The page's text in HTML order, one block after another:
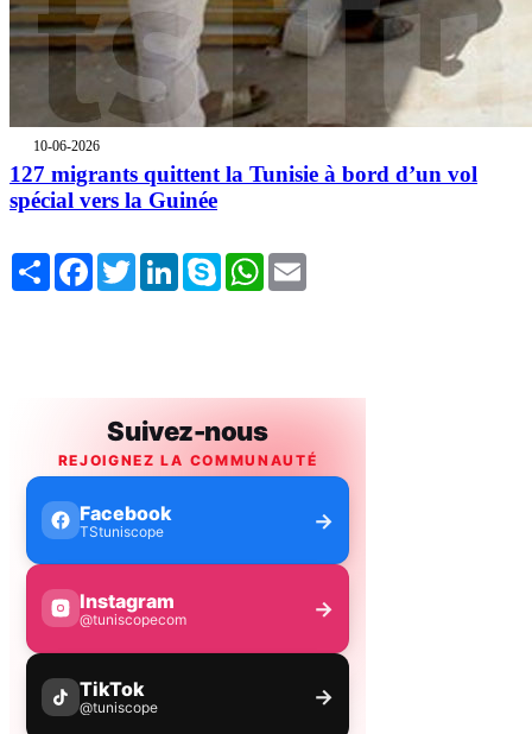
10-06-2026
127 migrants quittent la Tunisie à bord d’un vol
spécial vers la Guinée
Share FacebookTwitterLinkedInSkype WhatsApp